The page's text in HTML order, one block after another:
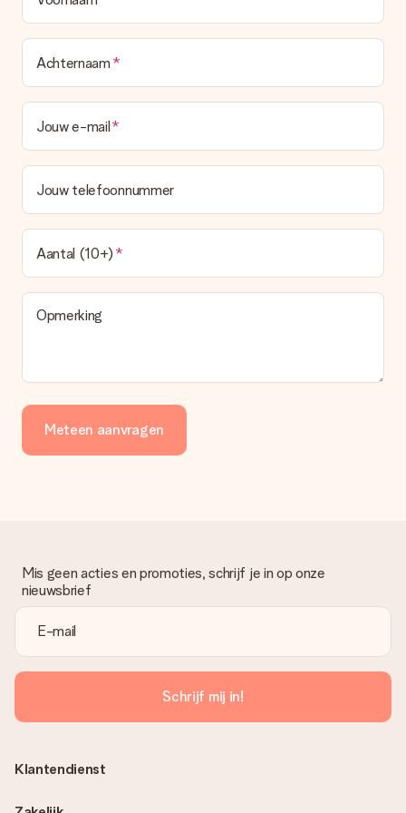
Achternaam
Jouw e-mail
Jouw telefoonnummer
Aantal (10+)
Opmerking
Meteen aanvragen
Mis geen acties en promoties, schrijf je in op onze
nieuwsbrief
Schrijf mij in!
Klantendienst